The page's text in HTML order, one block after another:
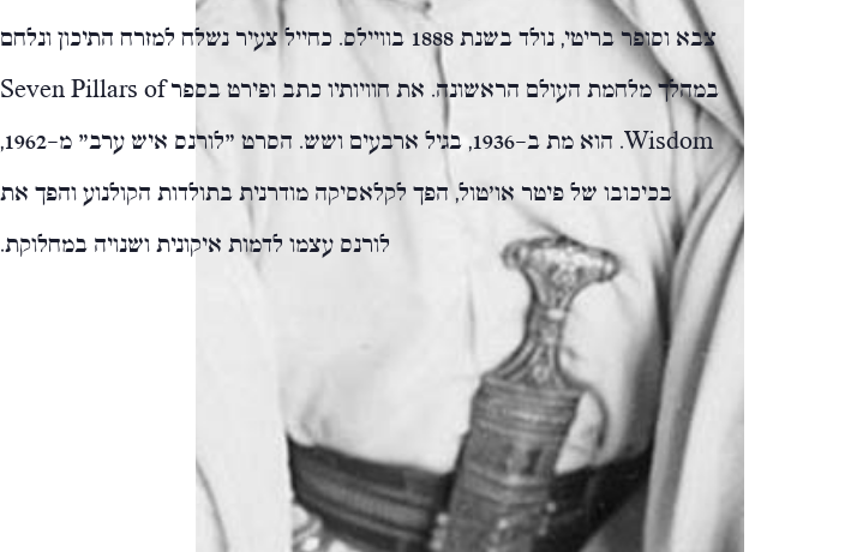
צבא וסופר בריטי, נולד בשנת 1888 בוויילס. כחייל צעיר נשלח למזרח התיכון ונלחם
במהלך מלחמת העולם הראשונה. את חוויותיו כתב ופירט בספרSeven Pillars of
Wisdom
. הוא מת ב-1936, בגיל ארבעים ושש. הסרט "לורנס איש ערב" מ-1962,
בכיכובו של פיטר או'טול, הפך לקלאסיקה מודרנית בתולדות הקולנוע והפך את
לורנס עצמו לדמות איקונית ושנויה במחלוקת.
No stories found for this author.